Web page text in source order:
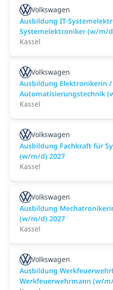
Volkswagen
Ausbildung IT-
Systemelektroniker (w/m/
Kassel
Volkswagen
Ausbildung Elektronikerin
Automatisierungstechnik
Kassel
Volkswagen
Ausbildung Fachkraft für
(w/m/d) 2027
Kassel
Volkswagen
Ausbildung
(w/m/d) 2027
Kassel
Volkswagen
Ausbildung
Werkfeuerwehrmann (w/